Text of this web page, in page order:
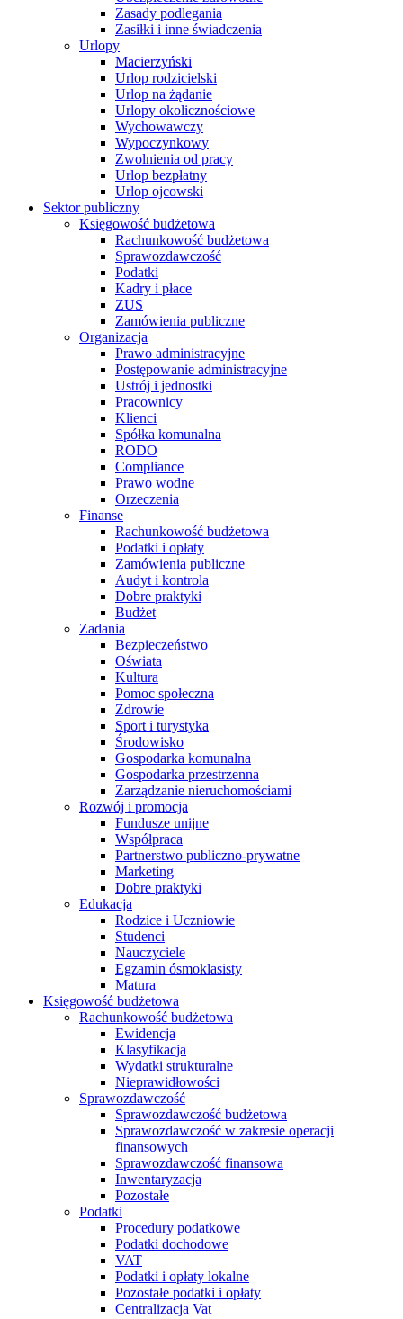
Zasady podlegania
Zasiłki i inne świadczenia
Urlopy
Macierzyński
Urlop rodzicielski
Urlop na żądanie
Urlopy okolicznościowe
Wychowawczy
Wypoczynkowy
Zwolnienia od pracy
Urlop bezpłatny
Urlop ojcowski
Sektor publiczny
Księgowość budżetowa
Rachunkowość budżetowa
Sprawozdawczość
Podatki
Kadry i płace
ZUS
Zamówienia publiczne
Organizacja
Prawo administracyjne
Postępowanie administracyjne
Ustrój i jednostki
Pracownicy
Klienci
Spółka komunalna
RODO
Compliance
Prawo wodne
Orzeczenia
Finanse
Rachunkowość budżetowa
Podatki i opłaty
Zamówienia publiczne
Audyt i kontrola
Dobre praktyki
Budżet
Zadania
Bezpieczeństwo
Oświata
Kultura
Pomoc społeczna
Zdrowie
Sport i turystyka
Środowisko
Gospodarka komunalna
Gospodarka przestrzenna
Zarządzanie nieruchomościami
Rozwój i promocja
Fundusze unijne
Współpraca
Partnerstwo publiczno-prywatne
Marketing
Dobre praktyki
Edukacja
Rodzice i Uczniowie
Studenci
Nauczyciele
Egzamin ósmoklasisty
Matura
Księgowość budżetowa
Rachunkowość budżetowa
Ewidencja
Klasyfikacja
Wydatki strukturalne
Nieprawidłowości
Sprawozdawczość
Sprawozdawczość budżetowa
Sprawozdawczość w zakresie operacji
finansowych
Sprawozdawczość finansowa
Inwentaryzacja
Pozostałe
Podatki
Procedury podatkowe
Podatki dochodowe
VAT
Podatki i opłaty lokalne
Pozostałe podatki i opłaty
Centralizacja Vat